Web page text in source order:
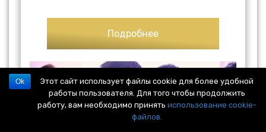
Подробнее
Этот сайт использует файлы cookie для более удобной
работы пользователя. Для того чтобы продолжить
работу, вам необходимо принять использование cookie-
файлов.
Ok